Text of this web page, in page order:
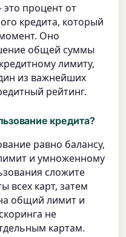
процент от
кредита, который
Оно
общей суммы
лимиту,
из важнейших
рейтинг.
кредита?
равно балансу,
и умноженному
сложите
всех карт, затем
общий лимит и
не
картам.